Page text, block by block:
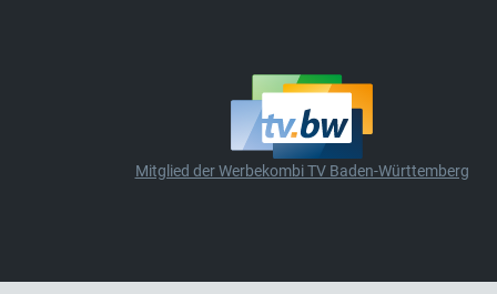
Mitglied der Werbekombi TV Baden-Württemberg